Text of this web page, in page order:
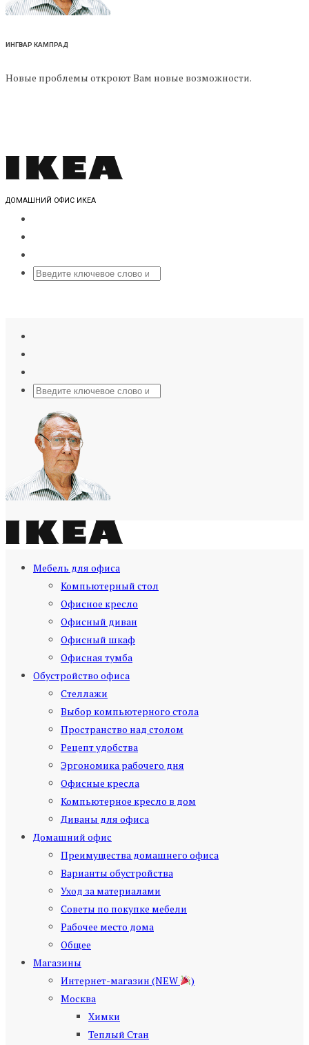
ИНГВАР КАМПРАД
Новые проблемы откроют Вам новые возможности.
ДОМАШНИЙ ОФИС ИКЕА
Мебель для офиса
Компьютерный стол
Офисное кресло
Офисный диван
Офисный шкаф
Офисная тумба
Обустройство офиса
Стеллажи
Выбор компьютерного стола
Пространство над столом
Рецепт удобства
Эргономика рабочего дня
Офисные кресла
Компьютерное кресло в дом
Диваны для офиса
Домашний офис
Преимущества домашнего офиса
Варианты обустройства
Уход за материалами
Советы по покупке мебели
Рабочее место дома
Общее
Магазины
Интернет-магазин (NEW
)
Москва
Химки
Теплый Стан